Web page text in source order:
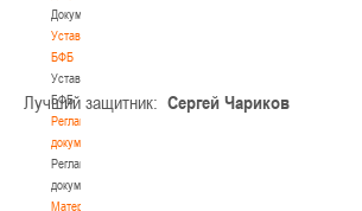
Документы
Устав
БФБ
Устав
БФБ
Регламентирующие
документы
Регламентирующие
документы
Материалы
Лучший защитник: Сергей Чариков